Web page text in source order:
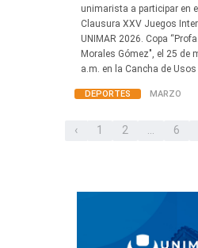
unimarista a participar en
Clausura XXV Juegos
UNIMAR 2026. Copa
Morales Gómez", el 25 de
a.m. en la Cancha de Usos
DEPORTES MARZO
‹ 1 2 ... 6